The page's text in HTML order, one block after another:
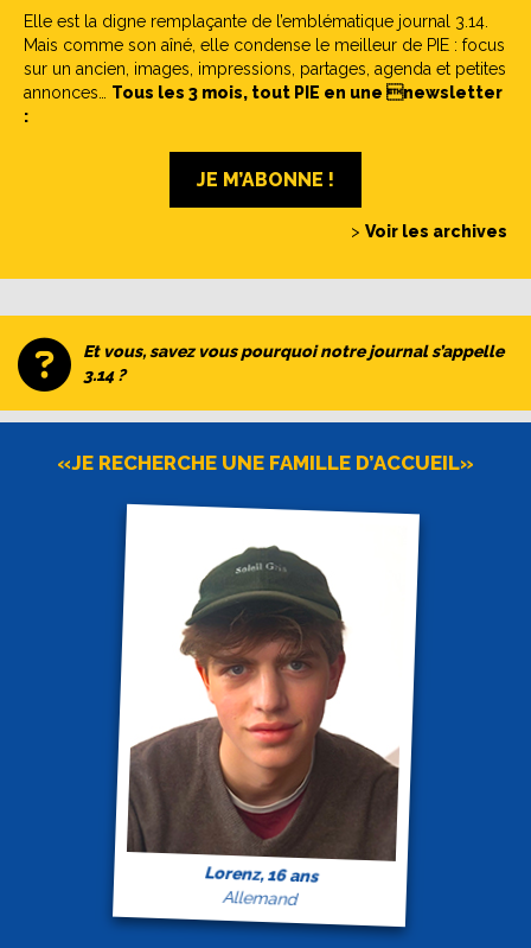
Elle est la digne remplaçante de l’emblématique journal 3.14.
Mais comme son aîné, elle condense le meilleur de PIE : focus
sur un ancien, images, impressions, partages, agenda et petites
annonces… Tous les 3 mois, tout PIE en une newsletter
:
JE M’ABONNE !
> Voir les archives
Et vous, savez vous pourquoi notre journal s’appelle
3.14 ?
«JE RECHERCHE UNE FAMILLE D’ACCUEIL»
Lorenz, 16 ans
Allemand